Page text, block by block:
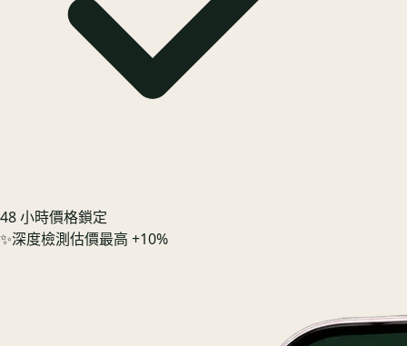
48 小時價格鎖定
✨深度檢測估價最高 +10%